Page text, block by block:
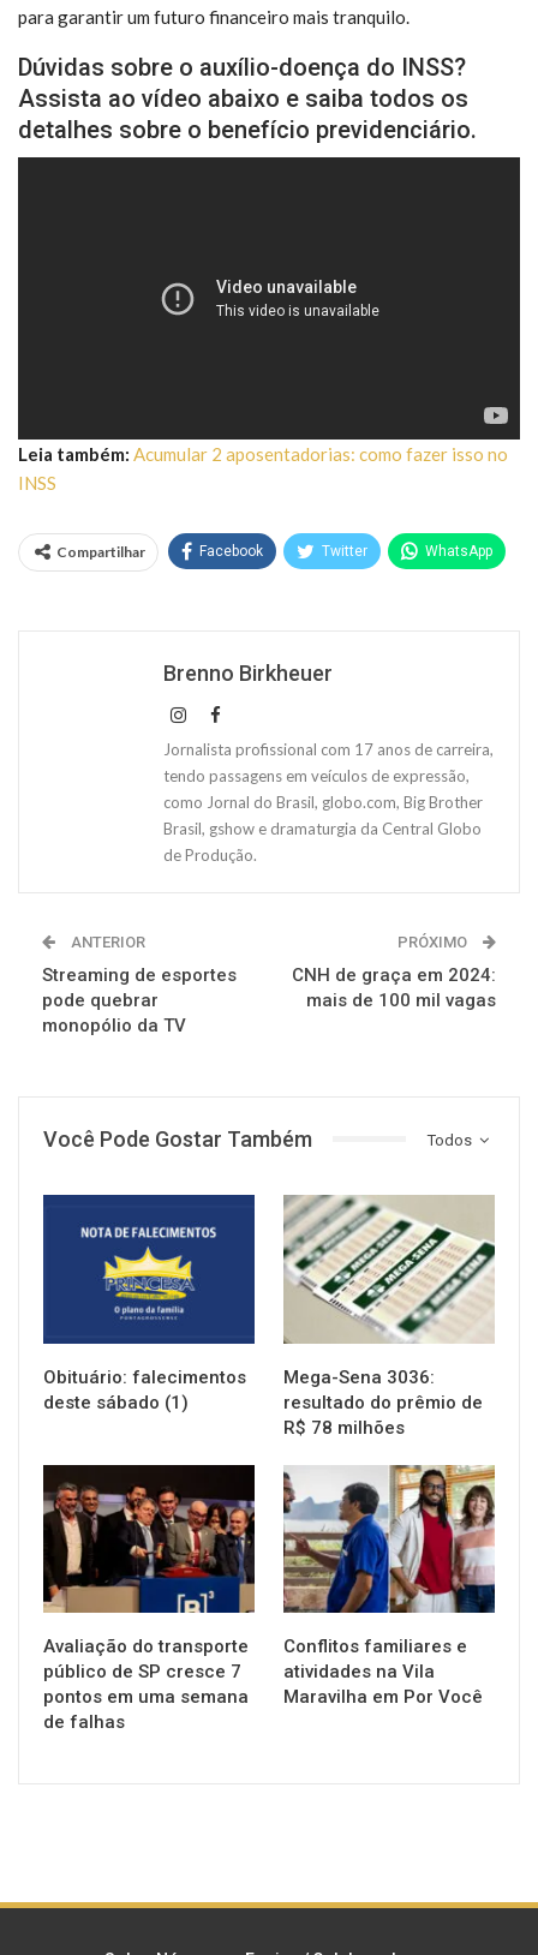
para garantir um futuro financeiro mais tranquilo.
Dúvidas sobre o auxílio-doença do INSS?
Assista ao vídeo abaixo e saiba todos os
detalhes sobre o benefício previdenciário.
Leia também: Acumular 2 aposentadorias: como fazer isso no
INSS
Compartilhar Facebook Twitter WhatsApp
Brenno Birkheuer
Jornalista profissional com 17 anos de carreira,
tendo passagens em veículos de expressão,
como Jornal do Brasil, globo.com, Big Brother
Brasil, gshow e dramaturgia da Central Globo
de Produção.
ANTERIOR
Streaming de esportes
pode quebrar
monopólio da TV
PRÓXIMO
CNH de graça em 2024:
mais de 100 mil vagas
Todos
Você Pode Gostar Também
Obituário: falecimentos
deste sábado (1)
NOTÍCIAS
Mega-Sena 3036:
resultado do prêmio de
R$ 78 milhões
NOTÍCIAS
Avaliação do transporte
público de SP cresce 7
pontos em uma semana
de falhas
Conflitos familiares e
atividades na Vila
Maravilha em Por Você